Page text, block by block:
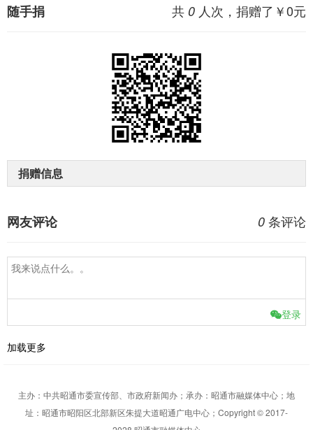
共 0 人次，捐赠了￥0元
随手捐
捐赠信息
0 条评论
网友评论
登录
加载更多
主办：中共昭通市委宣传部、市政府新闻办；承办：昭通市融媒体中心；地
址：昭通市昭阳区北部新区朱提大道昭通广电中心；Copyright © 2017-